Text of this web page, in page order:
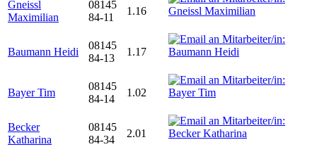
Gneissl
Maximilian
08145
84-11
1.16
Baumann Heidi
08145
84-13
1.17
Bayer Tim
08145
84-14
1.02
Becker
Katharina
08145
84-34
2.01